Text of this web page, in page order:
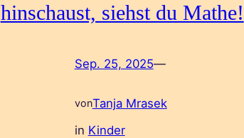
hinschaust, siehst du Mathe!
Sep. 25, 2025—
vonTanja Mrasek
in Kinder